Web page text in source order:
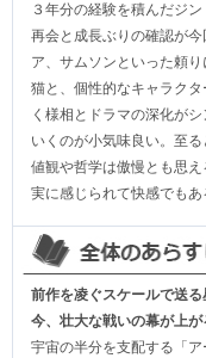
３年分の経験を積んだジ
再会と成長ぶりの確認が
ア、サムソンといった頼
猫と、個性的なキャラク
く様相とドラマの深化が
いくのが小気味良い。至
値観や哲学は傲慢とも思
実に感じられて快感でもあ
前作を凌ぐスケールで送る
今、壮大な戦いの幕が上が
宇宙の半分を支配する「